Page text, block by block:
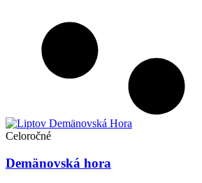
Celoročné
Demänovská hora